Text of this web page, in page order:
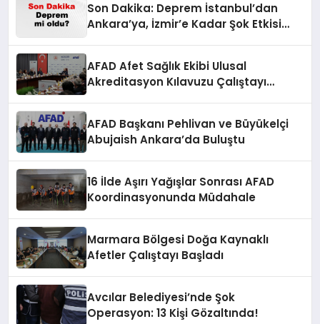
Son Dakika: Deprem İstanbul’dan
Ankara’ya, İzmir’e Kadar Şok Etkisi
AFAD Afet Sağlık Ekibi Ulusal
Akreditasyon Kılavuzu Çalıştayı
AFAD Başkanı Pehlivan ve Büyükelçi
Abujaish Ankara’da Buluştu
16 İlde Aşırı Yağışlar Sonrası AFAD
Koordinasyonunda Müdahale
Marmara Bölgesi Doğa Kaynaklı
Afetler Çalıştayı Başladı
Avcılar Belediyesi’nde Şok
Operasyon: 13 Kişi Gözaltında!